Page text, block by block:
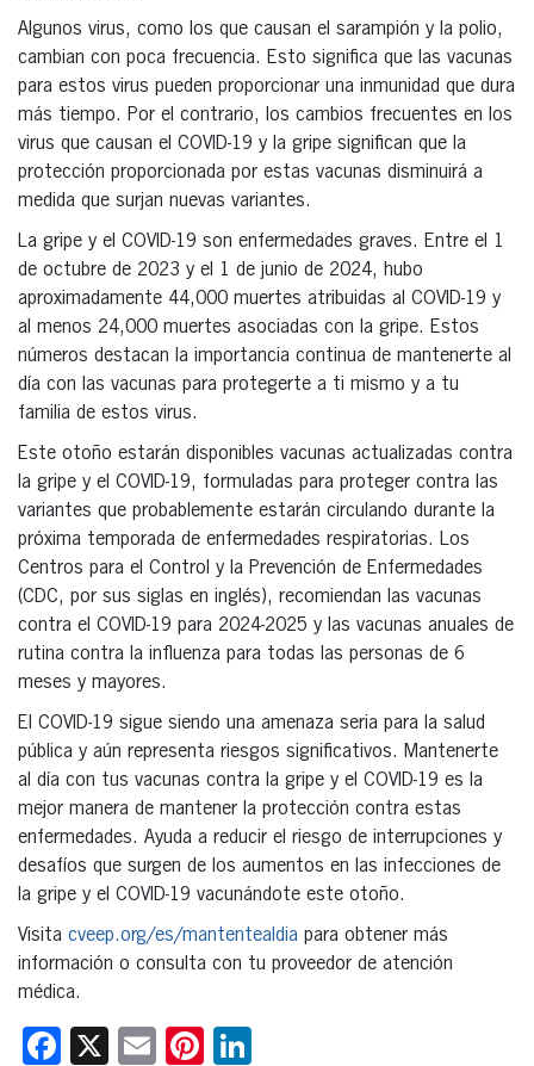
Algunos virus, como los que causan el sarampión y la polio,
cambian con poca frecuencia. Esto significa que las vacunas
para estos virus pueden proporcionar una inmunidad que dura
más tiempo. Por el contrario, los cambios frecuentes en los
virus que causan el COVID-19 y la gripe significan que la
protección proporcionada por estas vacunas disminuirá a
medida que surjan nuevas variantes.
La gripe y el COVID-19 son enfermedades graves. Entre el 1
de octubre de 2023 y el 1 de junio de 2024, hubo
aproximadamente 44,000 muertes atribuidas al COVID-19 y
al menos 24,000 muertes asociadas con la gripe. Estos
números destacan la importancia continua de mantenerte al
día con las vacunas para protegerte a ti mismo y a tu
familia de estos virus.
Este otoño estarán disponibles vacunas actualizadas contra
la gripe y el COVID-19, formuladas para proteger contra las
variantes que probablemente estarán circulando durante la
próxima temporada de enfermedades respiratorias. Los
Centros para el Control y la Prevención de Enfermedades
(CDC, por sus siglas en inglés), recomiendan las vacunas
contra el COVID-19 para 2024-2025 y las vacunas anuales de
rutina contra la influenza para todas las personas de 6
meses y mayores.
El COVID-19 sigue siendo una amenaza seria para la salud
pública y aún representa riesgos significativos. Mantenerte
al día con tus vacunas contra la gripe y el COVID-19 es la
mejor manera de mantener la protección contra estas
enfermedades. Ayuda a reducir el riesgo de interrupciones y
desafíos que surgen de los aumentos en las infecciones de
la gripe y el COVID-19 vacunándote este otoño.
Visita cveep.org/es/mantentealdia para obtener más
información o consulta con tu proveedor de atención
médica.
Facebook
X EmailPinterest